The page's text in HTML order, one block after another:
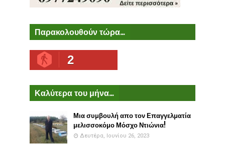
Παρακολουθούν τώρα...
2
Καλύτερα του μήνα...
Μια συμβουλή απο τον Επαγγελματία
μελισσοκόμο Μόσχο Ντιώνια!
Δευτέρα, Ιουνίου 26, 2023